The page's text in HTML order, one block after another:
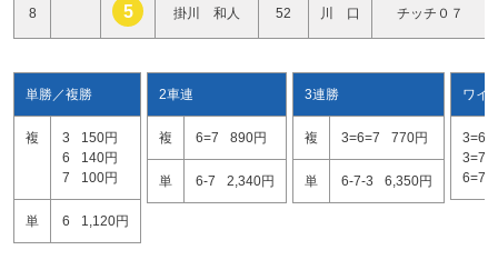
8 5 掛川 和人 52 川 口 チッチ０７
単勝／複勝
複 3
150円
6
140円
7
100円
単 6 1,120円
2車連
複 6=7 890円
単 6-7 2,340円
3連勝
複 3=6=7 770円
単 6-7-3 6,350円
ワイ
3=6
3=7
6=7